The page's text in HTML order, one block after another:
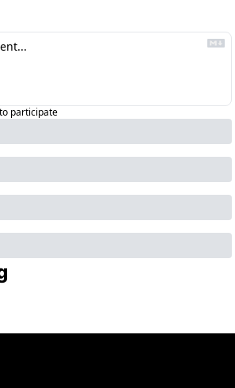
to participate